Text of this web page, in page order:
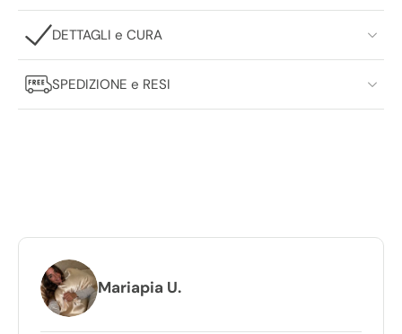
DETTAGLI e CURA
SPEDIZIONE e RESI
TORNI PIÙ INDIETRO
Mariapia U.